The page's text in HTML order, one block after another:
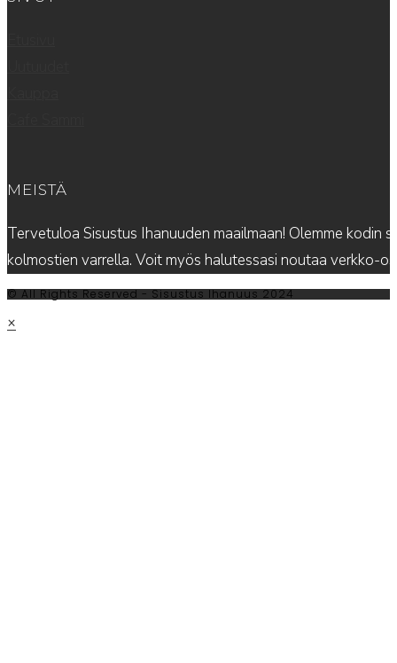
MEISTÄ
Tervetuloa Sisustus Ihanuuden maailmaan! Olemme kodin
kolmostien varrella. Voit myös halutessasi noutaa verkko-
© All Rights Reserved - Sisustus Ihanuus 2024
×